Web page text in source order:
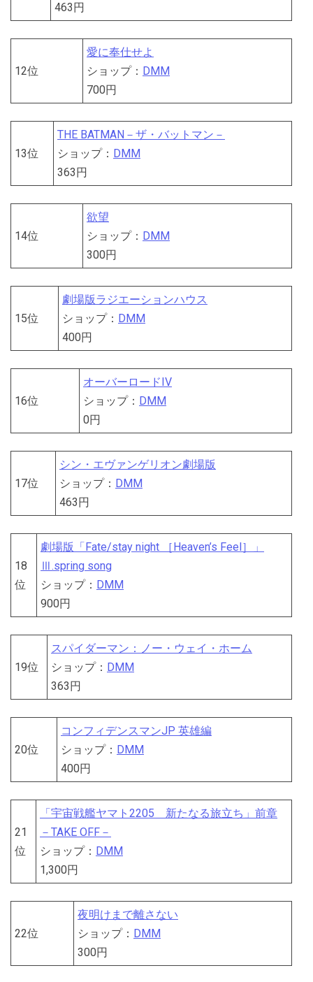
463円
12位
愛に奉仕せよ
ショップ： DMM
700円
13位
THE BATMAN－ザ・バットマン－
ショップ： DMM
363円
14位
欲望
ショップ： DMM
300円
15位
劇場版ラジエーションハウス
ショップ： DMM
400円
16位
オーバーロードIV
ショップ： DMM
0円
17位
シン・エヴァンゲリオン劇場版
ショップ： DMM
463円
18
位
劇場版「Fate/stay night ［Heaven’s Feel］」
Ⅲ.spring song
ショップ： DMM
900円
19位
スパイダーマン：ノー・ウェイ・ホーム
ショップ： DMM
363円
20位
コンフィデンスマンJP 英雄編
ショップ： DMM
400円
21
位
「宇宙戦艦ヤマト2205 新たなる旅立ち」前章
－TAKE OFF－
ショップ： DMM
1,300円
22位
夜明けまで離さない
ショップ： DMM
300円